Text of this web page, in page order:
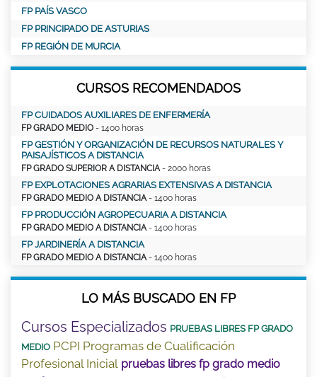
FP PAÍS VASCO
FP PRINCIPADO DE ASTURIAS
FP REGIÓN DE MURCIA
CURSOS RECOMENDADOS
FP CUIDADOS AUXILIARES DE ENFERMERÍA
FP GRADO MEDIO - 1400 horas
FP GESTIÓN Y ORGANIZACIÓN DE RECURSOS NATURALES Y
PAISAJÍSTICOS A DISTANCIA
FP GRADO SUPERIOR A DISTANCIA- 2000 horas
FP EXPLOTACIONES AGRARIAS EXTENSIVAS A DISTANCIA
FP GRADO MEDIO A DISTANCIA- 1400 horas
FP PRODUCCIÓN AGROPECUARIA A DISTANCIA
FP GRADO MEDIO A DISTANCIA- 1400 horas
FP JARDINERÍA A DISTANCIA
FP GRADO MEDIO A DISTANCIA- 1400 horas
LO MÁS BUSCADO EN FP
Cursos Especializados PRUEBAS LIBRES FP GRADO
MEDIO PCPI Programas de Cualificación
Profesional Inicial pruebas libres fp grado medio